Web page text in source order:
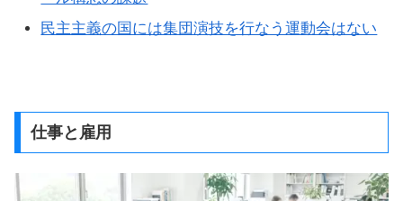
民主主義の国には集団演技を行なう運動会はない
仕事と雇用